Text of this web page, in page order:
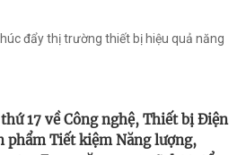
đẩy thị trường thiết bị hiệu quả năng
17 về Công nghệ, Thiết bị Điện
phẩm Tiết kiệm Năng lượng,